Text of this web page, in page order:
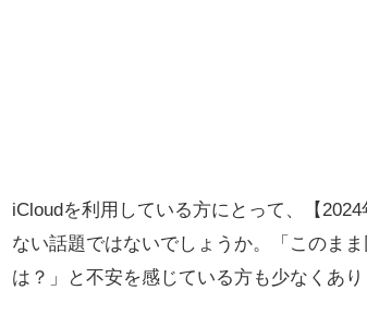
iCloudを利用している方にとって、【
ない話題ではないでしょうか。「このま
は？」と不安を感じている方も少なくあり